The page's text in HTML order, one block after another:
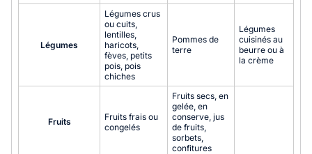
Légumes
Légumes crus
ou cuits,
lentilles,
haricots,
fèves, petits
pois, pois
chiches
Pommes de
terre
Légumes
cuisinés au
beurre ou à
la crème
Fruits
Fruits frais ou
congelés
Fruits secs, en
gelée, en
conserve, jus
de fruits,
sorbets,
confitures